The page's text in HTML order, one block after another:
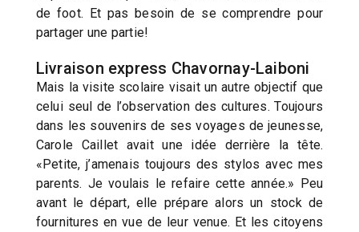
de foot. Et pas besoin de se comprendre pour
partager une partie!
Livraison express Chavornay-Laiboni
Mais la visite scolaire visait un autre objectif que
celui seul de l’observation des cultures. Toujours
dans les souvenirs de ses voyages de jeunesse,
Carole Caillet avait une idée derrière la tête.
«Petite, j’amenais toujours des stylos avec mes
parents. Je voulais le refaire cette année.» Peu
avant le départ, elle prépare alors un stock de
fournitures en vue de leur venue. Et les citoyens